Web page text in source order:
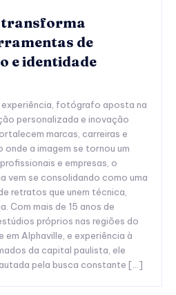
transforma
de
e identidade
experiência, fotógrafo aposta na
personalizada e inovação
marcas, carreiras e
onde a imagem se tornou um
e empresas, o
vem se consolidando como uma
retratos que unem técnica,
Com mais de 15 anos de
próprios nas regiões do
em Alphaville, e experiência à
da capital paulista, ele
pela busca constante […]